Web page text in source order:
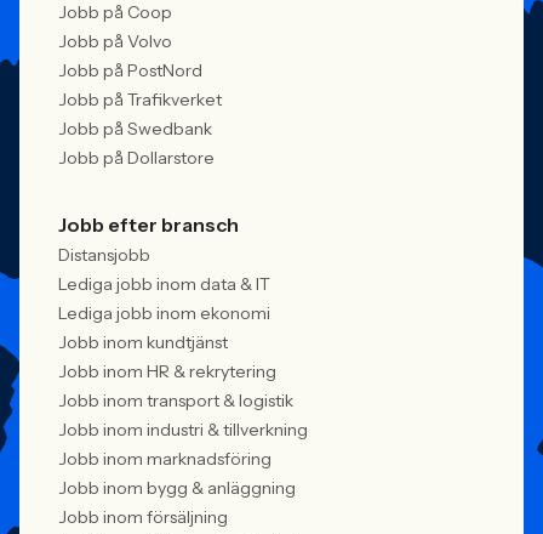
Jobb på Coop
Jobb på Volvo
Jobb på PostNord
Jobb på Trafikverket
Jobb på Swedbank
Jobb på Dollarstore
Jobb efter bransch
Distansjobb
Lediga jobb inom data & IT
Lediga jobb inom ekonomi
Jobb inom kundtjänst
Jobb inom HR & rekrytering
Jobb inom transport & logistik
Jobb inom industri & tillverkning
Jobb inom marknadsföring
Jobb inom bygg & anläggning
Jobb inom försäljning